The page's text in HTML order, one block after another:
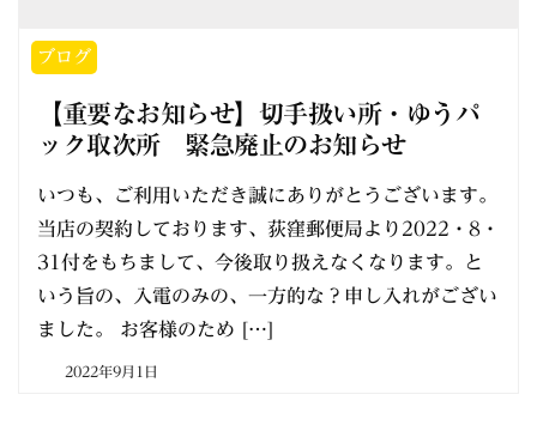
ブログ
【重要なお知らせ】切手扱い所・ゆうパ
ック取次所 緊急廃止のお知らせ
いつも、ご利用いただき誠にありがとうございます。
当店の契約しております、荻窪郵便局より2022・8・
31付をもちまして、今後取り扱えなくなります。と
いう旨の、入電のみの、一方的な？申し入れがござい
ました。 お客様のため […]
2022年9月1日